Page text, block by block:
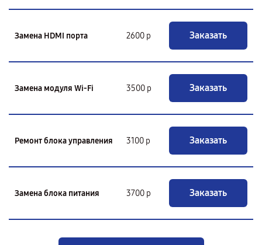
Замена HDMI порта 2600 р Заказать
Замена модуля Wi-Fi 3500 р Заказать
Ремонт блока управления 3100 р Заказать
Замена блока питания 3700 р Заказать